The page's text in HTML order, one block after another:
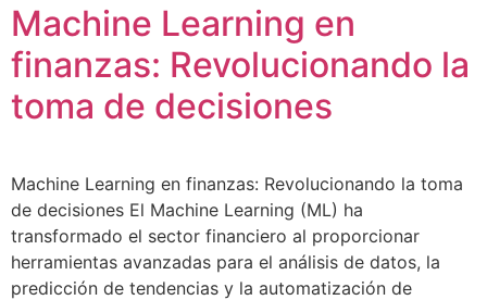
Machine Learning en
finanzas: Revolucionando la
toma de decisiones
Machine Learning en finanzas: Revolucionando la toma
de decisiones El Machine Learning (ML) ha
transformado el sector financiero al proporcionar
herramientas avanzadas para el análisis de datos, la
predicción de tendencias y la automatización de